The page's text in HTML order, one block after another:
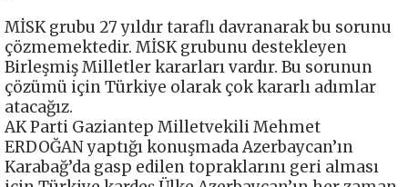
MİSK grubu 27 yıldır taraflı davranarak bu sorunu
çözmemektedir. MİSK grubunu destekleyen
Birleşmiş Milletler kararları vardır. Bu sorunun
çözümü için Türkiye olarak çok kararlı adımlar
atacağız.
AK Parti Gaziantep Milletvekili Mehmet
ERDOĞAN yaptığı konuşmada Azerbaycan’ın
Karabağ’da gasp edilen topraklarını geri alması